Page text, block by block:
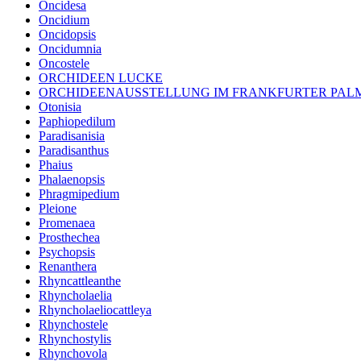
Oncidesa
Oncidium
Oncidopsis
Oncidumnia
Oncostele
ORCHIDEEN LUCKE
ORCHIDEENAUSSTELLUNG IM FRANKFURTER
Otonisia
Paphiopedilum
Paradisanisia
Paradisanthus
Phaius
Phalaenopsis
Phragmipedium
Pleione
Promenaea
Prosthechea
Psychopsis
Renanthera
Rhyncattleanthe
Rhyncholaelia
Rhyncholaeliocattleya
Rhynchostele
Rhynchostylis
Rhynchovola